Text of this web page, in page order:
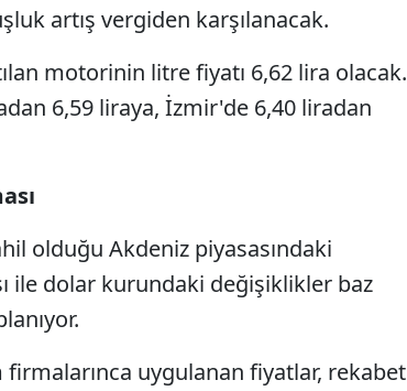
artış vergiden karşılanacak.
motorinin litre fiyatı 6,62 lira olacak.
6,59 liraya, İzmir'de 6,40 liradan
olduğu Akdeniz piyasasındaki
ile dolar kurundaki değişiklikler baz
firmalarınca uygulanan fiyatlar, rekabet